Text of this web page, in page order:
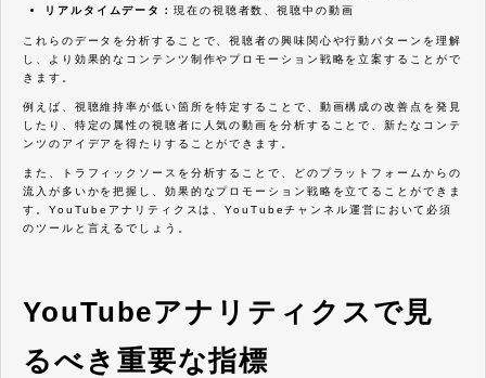
リアルタイムデータ： 現在の視聴者数、視聴中の動画
これらのデータを分析することで、視聴者の興味関心や行動パターンを理解
し、より効果的なコンテンツ制作やプロモーション戦略を立案することがで
きます。
例えば、視聴維持率が低い箇所を特定することで、動画構成の改善点を発見
したり、特定の属性の視聴者に人気の動画を分析することで、新たなコンテ
ンツのアイデアを得たりすることができます。
また、トラフィックソースを分析することで、どのプラットフォームからの
流入が多いかを把握し、効果的なプロモーション戦略を立てることができま
す。YouTubeアナリティクスは、YouTubeチャンネル運営において必須
のツールと言えるでしょう。
YouTubeアナリティクスで見
るべき重要な指標